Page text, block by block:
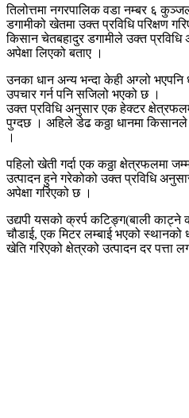
तिलोत्तमा नगरपालिक वडा नम्बर ६
डगामीको खेतमा उक्त प्रविधि परिक्षण
किसान चेतबहादुर डगामीले उक्त प्रविधि
अपेक्षा लिएको बताए ।
उनका धान अन्य भन्दा केही अग्लो
उपचार गर्न पनि सजिलो भएको छ ।
उक्त प्रविधि अनुसार एक हेक्टर
पुग्दछ । अहिले डेढ कठ्ठा धानमा किसानले
।
पहिलो खेती गर्दा एक कठ्ठा क्षेत्रफलमा
उत्पादन हुने गरेकोको उक्त प्रविधि
अपेक्षा गरिएको छ ।
उद्यपी यसको क्रर्प कटिङ्ग(बाली काट्ने
चौडाई, एक मिटर लम्बाई भएको
खेति गरिएको क्षेत्रको उत्पादन दर पत्ता